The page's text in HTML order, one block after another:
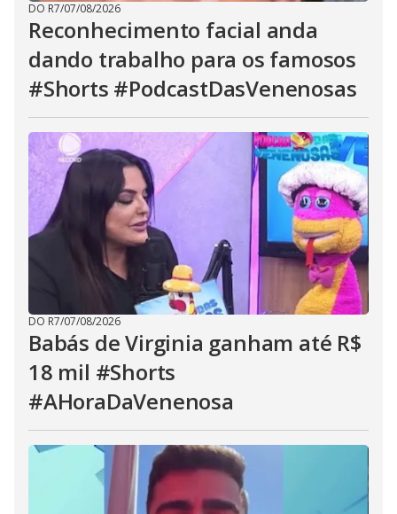
DO R7/07/08/2026
Reconhecimento facial anda
dando trabalho para os famosos
#Shorts #PodcastDasVenenosas
DO R7/07/08/2026
Babás de Virginia ganham até R$
18 mil #Shorts
#AHoraDaVenenosa